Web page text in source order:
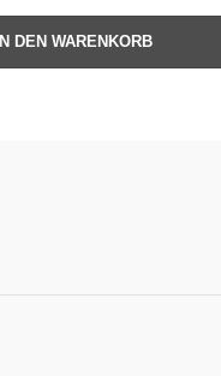
IN DEN WARENKORB